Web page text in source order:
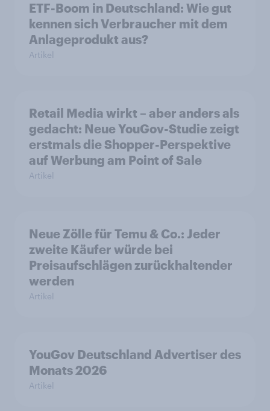
ETF-Boom in Deutschland: Wie gut
kennen sich Verbraucher mit dem
Anlageprodukt aus?
Artikel
Retail Media wirkt – aber anders als
gedacht: Neue YouGov-Studie zeigt
erstmals die Shopper-Perspektive
auf Werbung am Point of Sale
Artikel
Neue Zölle für Temu & Co.: Jeder
zweite Käufer würde bei
Preisaufschlägen zurückhaltender
werden
Artikel
YouGov Deutschland Advertiser des
Monats 2026
Artikel